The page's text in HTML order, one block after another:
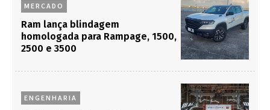
MERCADO
Ram lança blindagem
homologada para Rampage, 1500,
2500 e 3500
ENGENHARIA